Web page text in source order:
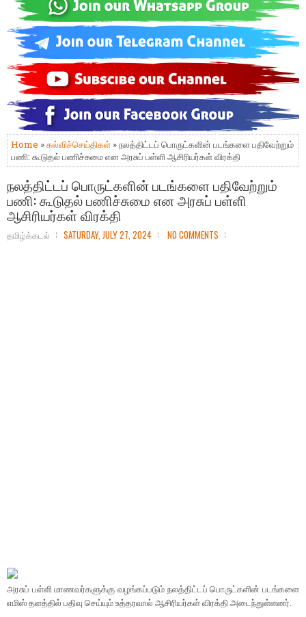
Home »கல்விச்செய்திகள் » நலத்திட்டப் பொருட்களின் படங்களை பதிவேற்றும்
பணி: கூடுதல் பணிச்சுமை என அரசுப் பள்ளி ஆசிரியர்கள் விரக்தி
நலத்திட்டப் பொருட்களின் படங்களை பதிவேற்றும்
பணி: கூடுதல் பணிச்சுமை என அரசுப் பள்ளி
ஆசிரியர்கள் விரக்தி
தமிழ்க்கடல் SATURDAY, JULY 27, 2024 NO COMMENTS
அரசுப் பள்ளி மாணவர்களுக்கு வழங்கப்படும் நலத்திட்டப் பொருட்களின் படங்களை
எமிஸ் தளத்தில் பதிவு செய்யும் உத்தரவால் ஆசிரியர்கள் விரக்தி அடைந்துள்ளனர்.